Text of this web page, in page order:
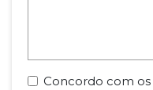
Concordo com os